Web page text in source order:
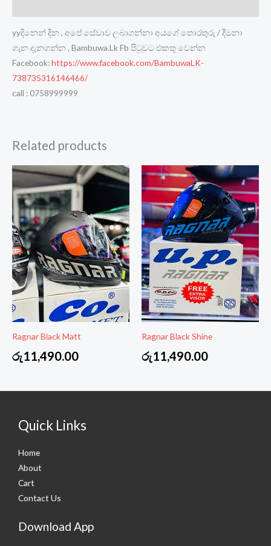
yyදිනෙන් දින , අපේ සේවාව ලබාගන්නා අයගේ තොරතුරු / දීමනා
ගැන දැනගන්න , Bambuwa.Lk Fb පිටුවට එකතු වෙන්න
Facebook:https://www.facebook.com/BambuwaLK-
738735316146466/
call : 0758999999
Related products
Ragnar Black Matt
රු11,490.00
Ragnar Black Shine
රු11,490.00
Quick Links
Home
About
Cart
Contact Us
Download App